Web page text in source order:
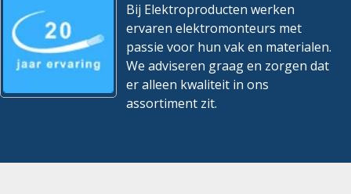
Bij Elektroproducten werken
ervaren elektromonteurs met
passie voor hun vak en materialen.
We adviseren graag en zorgen dat
er alleen kwaliteit in ons
assortiment zit.